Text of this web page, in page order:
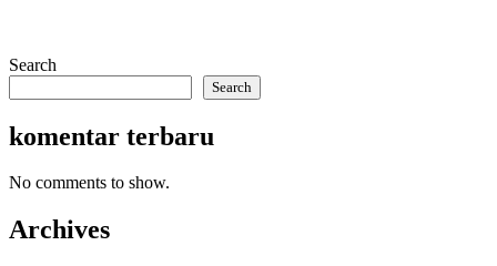
Search
Search
komentar terbaru
No comments to show.
Archives